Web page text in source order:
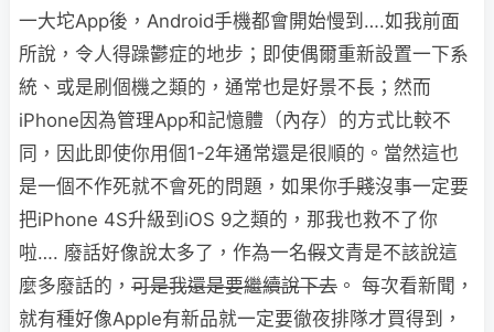
一大坨App後，Android手機都會開始慢到….如我前面
所說，令人得躁鬱症的地步；即使偶爾重新設置一下系
統、或是刷個機之類的，通常也是好景不長；然而
iPhone因為管理App和記憶體（內存）的方式比較不
同，因此即使你用個1-2年通常還是很順的。當然這也
是一個不作死就不會死的問題，如果你手賤沒事一定要
把iPhone 4S升級到iOS 9之類的，那我也救不了你
啦…. 廢話好像說太多了，作為一名假文青是不該說這
麼多廢話的， 可是我還是要繼續說下去 。 每次看新聞，
就有種好像Apple有新品就一定要徹夜排隊才買得到，